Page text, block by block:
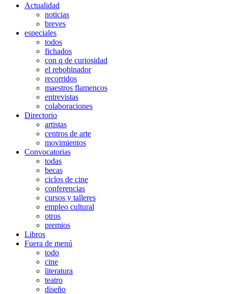
Actualidad
noticias
breves
especiales
todos
fichados
con q de curiosidad
el rebobinador
recorridos
maestros flamencos
entrevistas
colaboraciones
Directorio
artistas
centros de arte
movimientos
Convocatorias
todas
becas
ciclos de cine
conferencias
cursos y talleres
empleo cultural
otros
premios
Libros
Fuera de menú
todo
cine
literatura
teatro
diseño